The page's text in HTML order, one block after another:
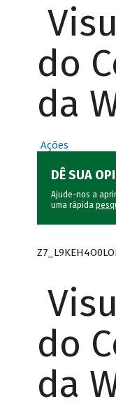
do
da
Ações
DÊ SUA
Ajude-nos a
uma rápida
do
da